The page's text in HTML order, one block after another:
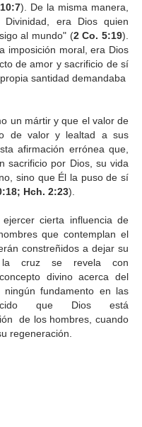
). De la misma manera,
era Dios quien
al mundo" (2 Co. 5:19).
imposición moral, era Dios
de amor y sacrificio de sí
santidad demandaba
un mártir y que el valor de
de valor y lealtad a sus
afirmación errónea que,
sacrificio por Dios, su vida
sino que Él la puso de sí
Hch. 2:23).
cierta influencia de
que contemplan el
constreñidos a dejar su
la cruz se revela con
divino acerca del
fundamento en las
que Dios está
de los hombres, cuando
regeneración.